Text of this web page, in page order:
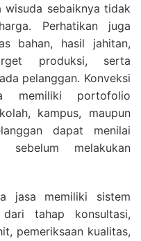
sebaiknya tidak
Perhatikan juga
bahan, hasil jahitan,
produksi, serta
pelanggan. Konveksi
memiliki portofolio
kampus, maupun
dapat menilai
sebelum melakukan
jasa memiliki sistem
tahap konsultasi,
pemeriksaan kualitas,